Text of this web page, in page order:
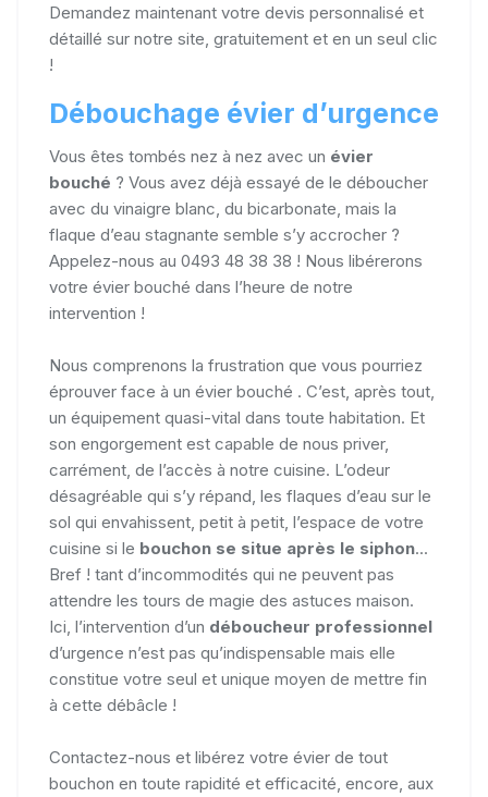
Demandez maintenant votre devis personnalisé et
détaillé sur notre site, gratuitement et en un seul clic
!
Débouchage évier d’urgence
Vous êtes tombés nez à nez avec un évier
bouché ? Vous avez déjà essayé de le déboucher
avec du vinaigre blanc, du bicarbonate, mais la
flaque d’eau stagnante semble s’y accrocher ?
Appelez-nous au 0493 48 38 38 ! Nous libérerons
votre évier bouché dans l’heure de notre
intervention !
Nous comprenons la frustration que vous pourriez
éprouver face à un évier bouché . C’est, après tout,
un équipement quasi-vital dans toute habitation. Et
son engorgement est capable de nous priver,
carrément, de l’accès à notre cuisine. L’odeur
désagréable qui s’y répand, les flaques d’eau sur le
sol qui envahissent, petit à petit, l’espace de votre
cuisine si le bouchon se situe après le siphon...
Bref ! tant d’incommodités qui ne peuvent pas
attendre les tours de magie des astuces maison.
Ici, l’intervention d’un déboucheur professionnel
d’urgence n’est pas qu’indispensable mais elle
constitue votre seul et unique moyen de mettre fin
à cette débâcle !
Contactez-nous et libérez votre évier de tout
bouchon en toute rapidité et efficacité, encore, aux